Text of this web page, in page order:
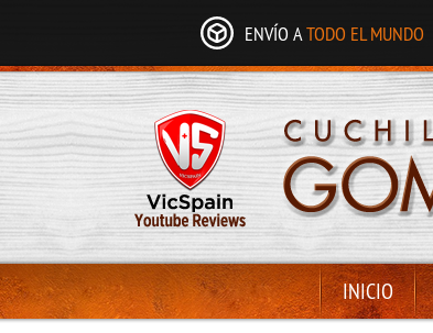
ENVÍO ATODO EL MUNDO
INICIO